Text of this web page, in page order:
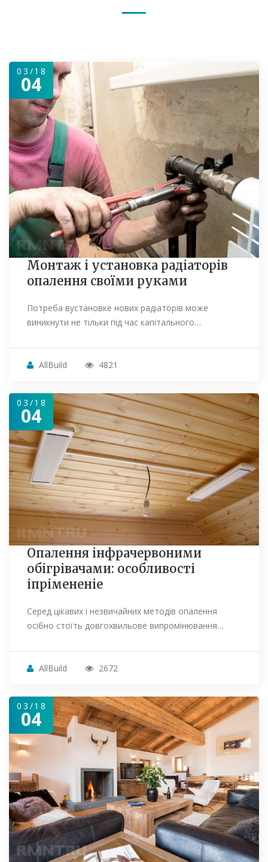
03/18
04
Монтаж і установка радіаторів
опалення своїми руками
Потреба вустановке нових радіаторів може
виникнути не тільки під час капітального…
AllBuild 4821
03/18
04
Опалення інфрачервоними
обігрівачами: особливості
іпрімененіе
Серед цікавих і незвичайних методів опалення
осібно стоїть довгохвильове випромінювання…
AllBuild 2672
03/18
04